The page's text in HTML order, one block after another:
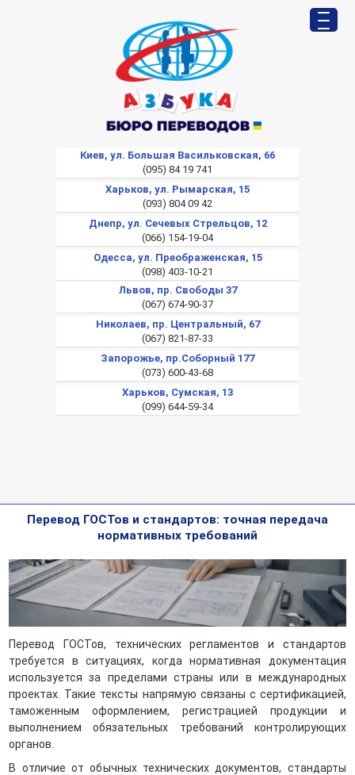
Киев, ул. Большая Васильковская, 66
(095) 84 19 741
Харьков, ул. Рымарская, 15
(093) 804 09 42
Днепр, ул. Сечевых Стрельцов, 12
(066) 154-19-04
Одесса, ул. Преображенская, 15
(098) 403-10-21
Львов, пр. Свободы 37
(067) 674-90-37
Николаев, пр. Центральный, 67
(067) 821-87-33
Запорожье, пр.Соборный 177
(073) 600-43-68
Харьков, Сумская, 13
(099) 644-59-34
Перевод ГОСТов и стандартов: точная передача
нормативных требований
Перевод ГОСТов, технических регламентов и стандартов
требуется в ситуациях, когда нормативная документация
используется за пределами страны или в международных
проектах. Такие тексты напрямую связаны с сертификацией,
таможенным оформлением, регистрацией продукции и
выполнением обязательных требований контролирующих
органов.
В отличие от обычных технических документов, стандарты